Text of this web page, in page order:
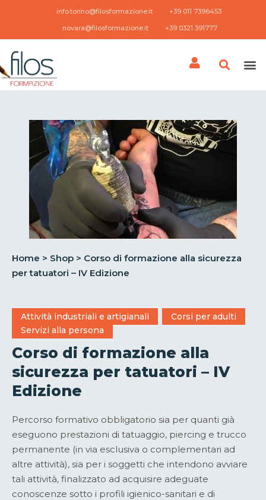
info.torino@filosformazione.it
+39 011 7396453 ​
novara@filosformazione.it
+39 0321 391777
Home > Shop > Corso di formazione alla sicurezza
per tatuatori – IV Edizione
Attività industriali e artigianali , Corsi per adulti
,
Servizi alla persona
Corso di formazione alla
sicurezza per tatuatori – IV
Edizione
Percorso formativo obbligatorio sia per quanti già
eseguono prestazioni di tatuaggio, piercing e trucco
permanente (in via esclusiva o complementari ad
altre attività), sia per i soggetti che intendono avviare
tali attività, finalizzato ad acquisire adeguate
conoscenze sotto i profili igienico-sanitari e di